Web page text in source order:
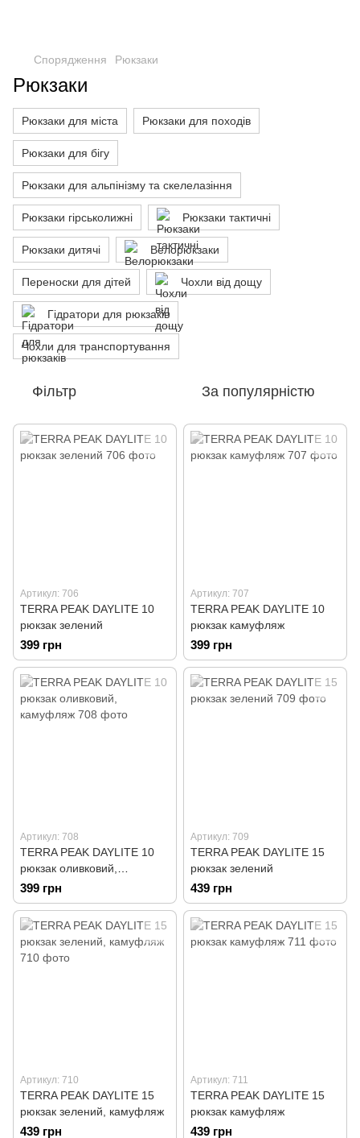
Спорядження Рюкзаки
Рюкзаки
Рюкзаки для міста Рюкзаки для походів
Рюкзаки для бігу
Рюкзаки для альпінізму та скелелазіння
Рюкзаки гірськолижні Рюкзаки тактичні
Рюкзаки дитячі Велорюкзаки
Переноски для дітей Чохли від дощу
Гідратори для рюкзаків
Чохли для транспортування
Фільтр За популярністю
Артикул: 706
TERRA PEAK DAYLITE 10
рюкзак зелений
399 грн
Артикул: 707
TERRA PEAK DAYLITE 10
рюкзак камуфляж
399 грн
Артикул: 708
TERRA PEAK DAYLITE 10
рюкзак оливковий,
камуфляж
399 грн
Артикул: 709
TERRA PEAK DAYLITE 15
рюкзак зелений
439 грн
Артикул: 710
TERRA PEAK DAYLITE 15
рюкзак зелений, камуфляж
439 грн
Артикул: 711
TERRA PEAK DAYLITE 15
рюкзак камуфляж
439 грн